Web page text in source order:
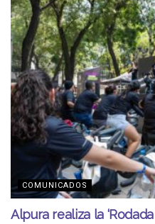
COMUNICADOS
Alpura realiza la